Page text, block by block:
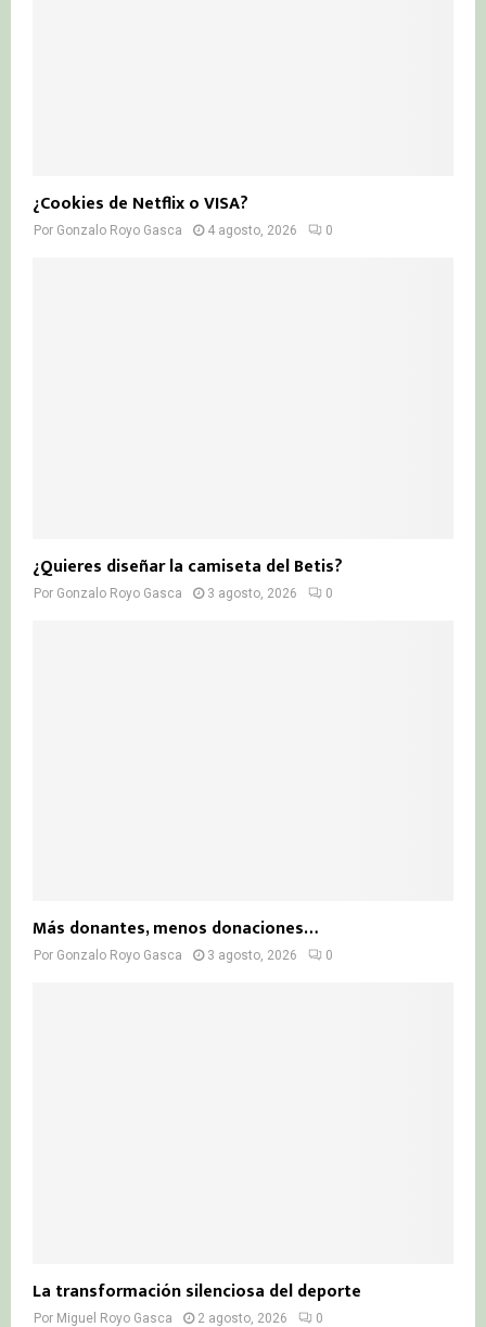
¿Cookies de Netflix o VISA?
Por Gonzalo Royo Gasca 4 agosto, 2026 0
¿Quieres diseñar la camiseta del Betis?
Por Gonzalo Royo Gasca 3 agosto, 2026 0
Más donantes, menos donaciones…
Por Gonzalo Royo Gasca 3 agosto, 2026 0
La transformación silenciosa del deporte
Por Miguel Royo Gasca 2 agosto, 2026 0